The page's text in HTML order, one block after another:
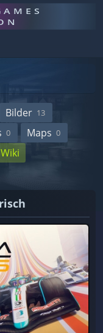
Bilder 13
0 Maps 0
Wiki